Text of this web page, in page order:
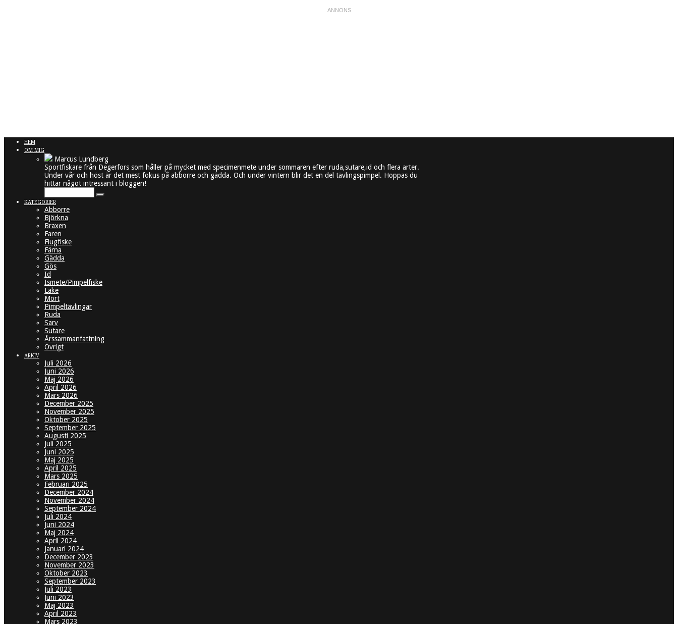
HEM
OM MIG
Marcus Lundberg
Sportfiskare från Degerfors som håller på mycket med specimenmete under sommaren efter ruda,sutare,id och flera arter.
Under vår och höst är det mest fokus på abborre och gädda. Och under vintern blir det en del tävlingspimpel. Hoppas du
hittar något intressant i bloggen!
KATEGORIER
Abborre
Björkna
Braxen
Faren
Flugfiske
Färna
Gädda
Gös
Id
Ismete/Pimpelfiske
Lake
Mört
Pimpeltävlingar
Ruda
Sarv
Sutare
Årssammanfattning
Övrigt
ARKIV
Juli 2026
Juni 2026
Maj 2026
April 2026
Mars 2026
December 2025
November 2025
Oktober 2025
September 2025
Augusti 2025
Juli 2025
Juni 2025
Maj 2025
April 2025
Mars 2025
Februari 2025
December 2024
November 2024
September 2024
Juli 2024
Juni 2024
Maj 2024
April 2024
Januari 2024
December 2023
November 2023
Oktober 2023
September 2023
Juli 2023
Juni 2023
Maj 2023
April 2023
Mars 2023